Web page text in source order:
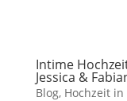
Intime
Jessica &
Blog, Hochzeit in